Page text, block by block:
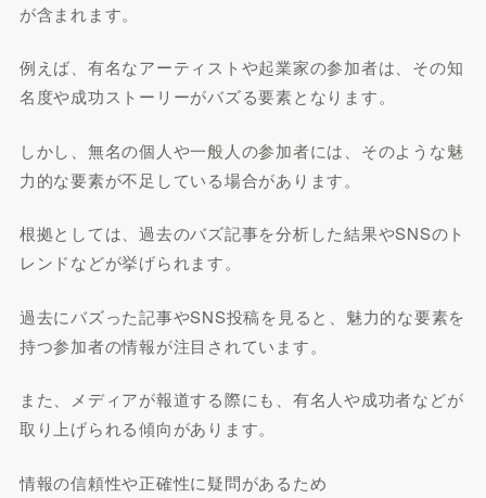
が含まれます。
例えば、有名なアーティストや起業家の参加者は、その知
名度や成功ストーリーがバズる要素となります。
しかし、無名の個人や一般人の参加者には、そのような魅
力的な要素が不足している場合があります。
根拠としては、過去のバズ記事を分析した結果やSNSのト
レンドなどが挙げられます。
過去にバズった記事やSNS投稿を見ると、魅力的な要素を
持つ参加者の情報が注目されています。
また、メディアが報道する際にも、有名人や成功者などが
取り上げられる傾向があります。
情報の信頼性や正確性に疑問があるため